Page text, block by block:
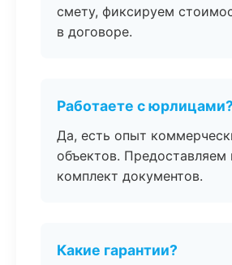
смету, фиксируем
в договоре.
Работаете с юрлицами?
Да, есть опыт
объектов. Предоставляем
комплект документов.
Какие гарантии?